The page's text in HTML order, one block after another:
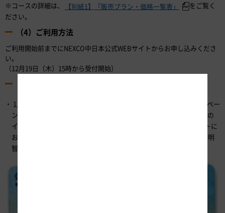
※コースの詳細は、 【別紙1】「販売プラン・価格一覧表」
をご覧く
ださい。
（4）ご利用方法
ご利用開始前までにNEXCO中日本公式WEBサイトからお申し込みくださ
い。
（12月19日（木）15時から受付開始）
1月8日から3月31日までの期間限定で「戦国ぎふ★ドライブキャンペー
ン」を開催いたします。岐阜県周遊ドライブプランで周遊エリア内の
インターチェンジ（出口）を3箇所以上ご利用いただき、アンケートに
お答えいただいた方の中から抽選で20名様に「岐阜県オリジナル 明
智光秀QUOカード（1,000円分）」が当たります。